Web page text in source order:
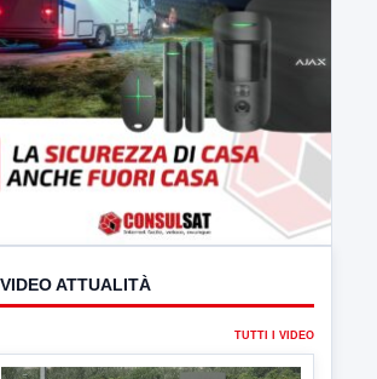
VIDEO ATTUALITÀ